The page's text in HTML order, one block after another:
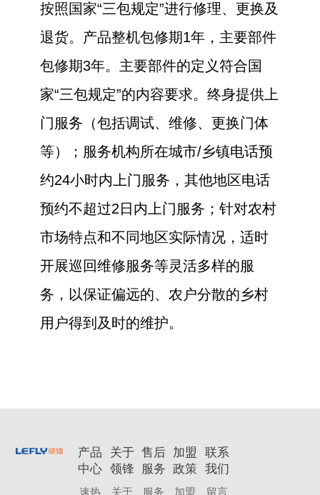
按照国家“三包规定”进行修理、更换及
退货。产品整机包修期1年，主要部件
包修期3年。主要部件的定义符合国
家“三包规定”的内容要求。终身提供上
门服务（包括调试、维修、更换门体
等）；服务机构所在城市/乡镇电话预
约24小时内上门服务，其他地区电话
预约不超过2日内上门服务；针对农村
市场特点和不同地区实际情况，适时
开展巡回维修服务等灵活多样的服
务，以保证偏远的、农户分散的乡村
用户得到及时的维护。
产品
中心
速热
关于
领锋
关于
售后
服务
服务
加盟
政策
加盟
联系
我们
留言